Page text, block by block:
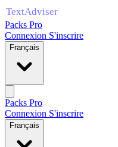
Packs Pro
Connexion S'inscrire
Français
Packs Pro
Connexion S'inscrire
Français